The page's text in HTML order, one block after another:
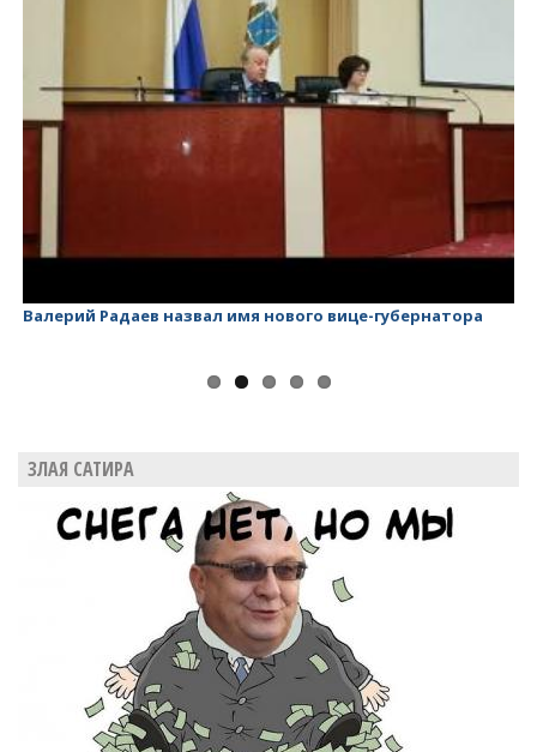
Валерий Радаев назвал имя нового вице-губернатора
ЗЛАЯ САТИРА